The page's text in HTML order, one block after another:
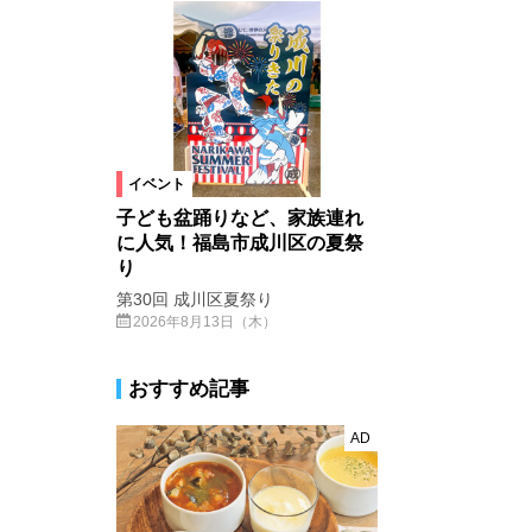
イベント
子ども盆踊りなど、家族連れ
に人気！福島市成川区の夏祭
り
第30回 成川区夏祭り
2026年8月13日（木）
おすすめ記事
AD